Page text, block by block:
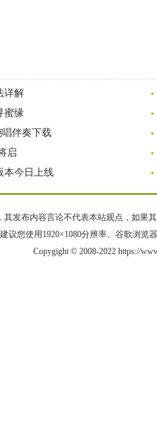
详解
蜜缘
唱伴奏下载
启
本今日上线
其发布内容言论不代表本站观点，如果
建议您使用1920×1080分辨率、谷歌浏览
Copygight © 2008-2022 https://